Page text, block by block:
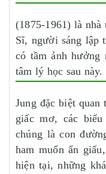
(1875-1961) là
Sĩ, người sáng lập
có tầm ảnh hưởng
tâm lý học sau này.
Jung đặc biệt
giấc mơ, các
chúng là con
ham muốn ẩn
hiện tại, những